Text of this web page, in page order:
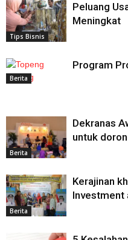
Tips Bisnis
Peluang
Meningkat
Berita
Program
Berita
Dekranas
untuk
Berita
Kerajinan
Investment